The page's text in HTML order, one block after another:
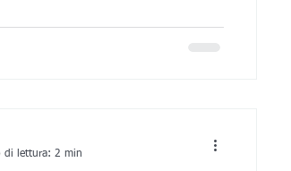
di lettura: 2 min